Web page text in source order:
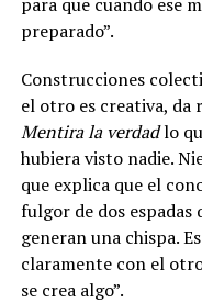
preparado”.
Construcciones
el otro es creativa, da
Mentira la verdadlo
hubiera visto nadie.
que explica que el
fulgor de dos espadas
generan una chispa.
claramente con el
se crea algo”.